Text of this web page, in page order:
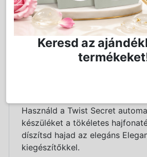
Részletes Leírás
Használd a Twist Secret
készüléket a tökéletes
díszítsd hajad az elegáns
kiegészítőkkel.
Keresd az